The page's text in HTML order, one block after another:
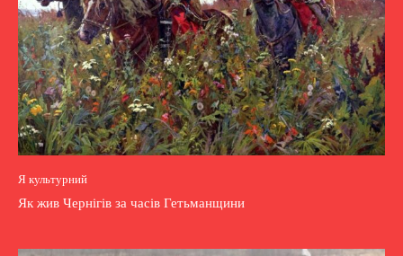
Я культурний
Як жив Чернігів за часів Гетьманщини